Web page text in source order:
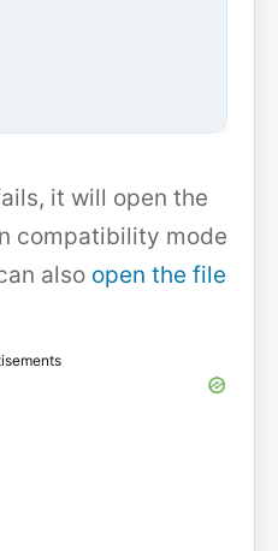
it will open the
compatibility mode
also open the file